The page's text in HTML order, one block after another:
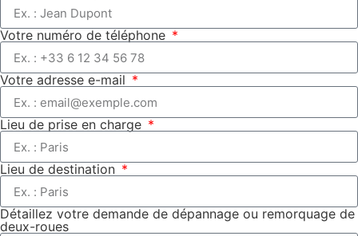
Votre numéro de téléphone
Votre adresse e-mail
Lieu de prise en charge
Lieu de destination
Détaillez votre demande de dépannage ou remorquage de
deux-roues